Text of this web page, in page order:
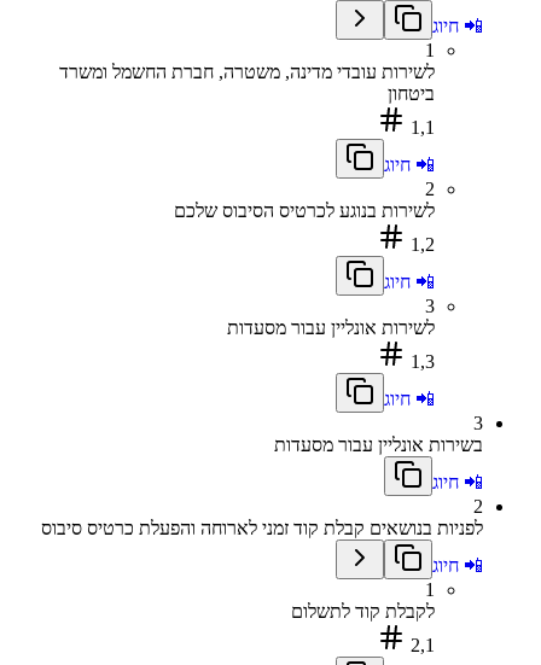
📲 חיוג
1
לשירות עובדי מדינה, משטרה, חברת החשמל ומשרד
ביטחון
1,1
📲 חיוג
2
לשירות בנוגע לכרטיס הסיבוס שלכם
1,2
📲 חיוג
3
לשירות אונליין עבור מסעדות
1,3
📲 חיוג
3
בשירות אונליין עבור מסעדות
📲 חיוג
2
לפניות בנושאים קבלת קוד זמני לארוחה והפעלת כרטיס סיבוס
📲 חיוג
1
לקבלת קוד לתשלום
2,1